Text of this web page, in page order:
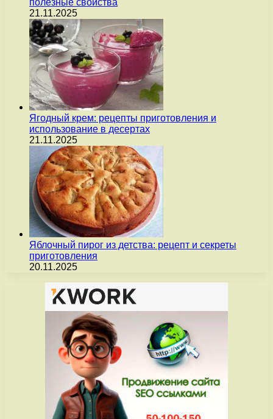
полезные свойства
21.11.2025
Ягодный крем: рецепты приготовления и
использование в десертах
21.11.2025
Яблочный пирог из детства: рецепт и секреты
приготовления
20.11.2025